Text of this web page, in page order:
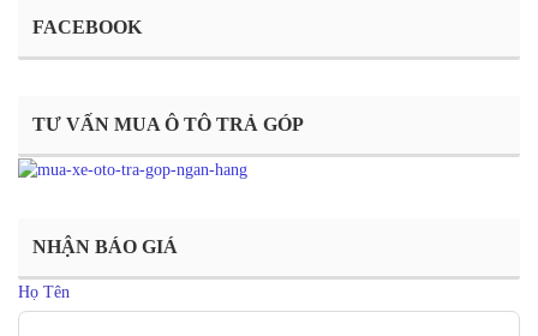
FACEBOOK
TƯ VẤN MUA Ô TÔ TRẢ GÓP
NHẬN BÁO GIÁ
Họ Tên